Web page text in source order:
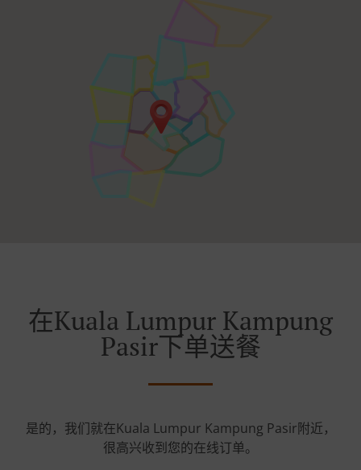
在Kuala Lumpur Kampung
Pasir下单送餐
是的，我们就在Kuala Lumpur Kampung Pasir附近，
很高兴收到您的在线订单。